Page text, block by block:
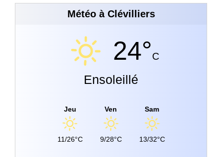
Météo à Clévilliers
24°C
Ensoleillé
Jeu
11/26°C
Ven
9/28°C
Sam
13/32°C